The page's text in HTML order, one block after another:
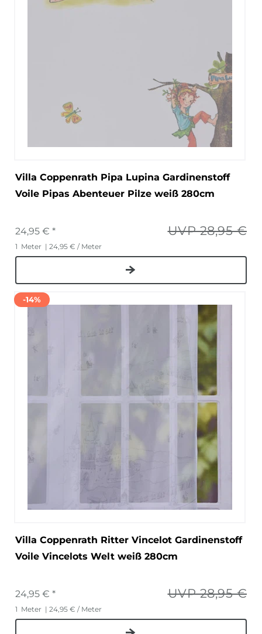
Villa Coppenrath Pipa Lupina Gardinenstoff
Voile Pipas Abenteuer Pilze weiß 280cm
UVP 28,95 €
24,95 € *
1 Meter | 24,95 € / Meter
-14%
Villa Coppenrath Ritter Vincelot Gardinenstoff
Voile Vincelots Welt weiß 280cm
UVP 28,95 €
24,95 € *
1 Meter | 24,95 € / Meter